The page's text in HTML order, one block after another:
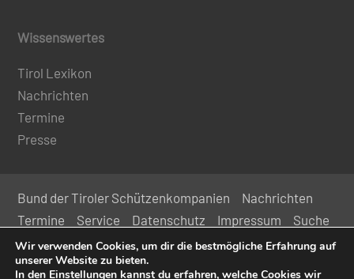
Wissenswertes
Tirol Lexikon
Nachrichten
Termine
Presse
Bund der Tiroler Schützenkompanien
Nachrichten
Termine
Service Datenschutz Impressum
Suche
Kontakt
Wir verwenden Cookies, um dir die bestmögliche Erfahrung auf
unserer Website zu bieten.
In den Einstellungen kannst du erfahren, welche Cookies wir